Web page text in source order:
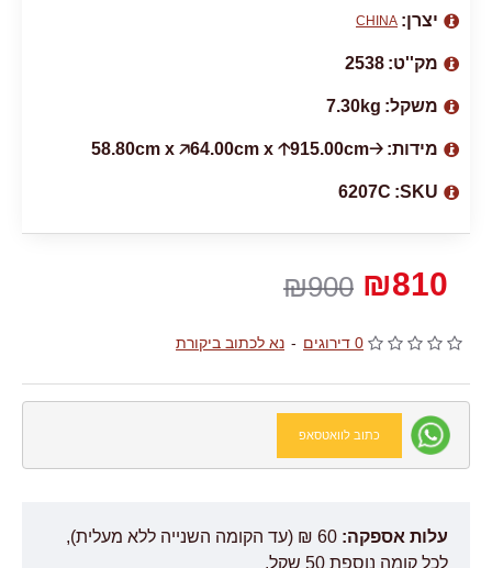
0 דירוגים - נא לכתוב ביקורת
₪900 ₪810
יצרן: CHINA
מק''ט: 2538
משקל: 7.30kg
מידות: 🡢58.80cm x 🡥64.00cm x 🡡915.00cm
SKU:
6207C
כתוב לוואטסאפ
עלות אספקה:
60 ₪ (עד הקומה השנייה ללא מעלית),
לכל קומה נוספת 50 שקל.